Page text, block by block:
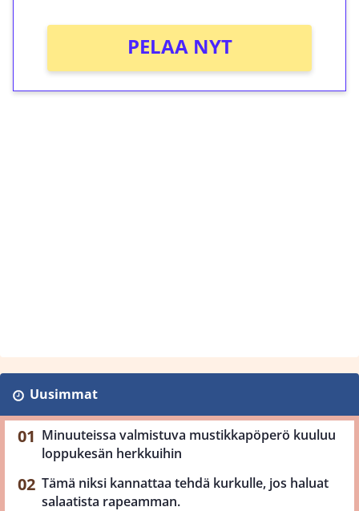
PELAA NYT
Uusimmat
Minuuteissa valmistuva mustikkapöperö kuuluu
loppukesän herkkuihin
Tämä niksi kannattaa tehdä kurkulle, jos haluat
salaatista rapeamman.